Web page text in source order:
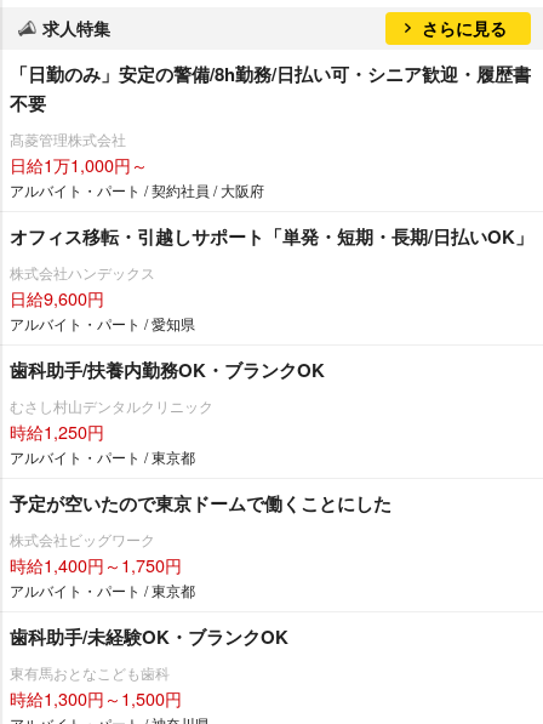
求人特集 さらに見る
「日勤のみ」安定の警備/8h勤務/日払い可・シニア歓迎・履歴書
不要
髙菱管理株式会社
日給1万1,000円～
アルバイト・パート / 契約社員 / 大阪府
オフィス移転・引越しサポート「単発・短期・長期/日払いOK」
株式会社ハンデックス
日給9,600円
アルバイト・パート / 愛知県
歯科助手/扶養内勤務OK・ブランクOK
むさし村山デンタルクリニック
時給1,250円
アルバイト・パート / 東京都
予定が空いたので東京ドームで働くことにした
株式会社ビッグワーク
時給1,400円～1,750円
アルバイト・パート / 東京都
歯科助手/未経験OK・ブランクOK
東有馬おとなこども歯科
時給1,300円～1,500円